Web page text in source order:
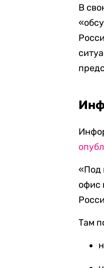
В
«Под
офис
Там